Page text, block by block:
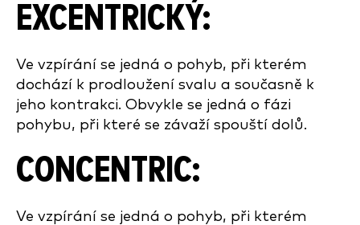
EXCENTRICKÝ:
Ve vzpírání se jedná o pohyb, při kterém
dochází k prodloužení svalu a současně k
jeho kontrakci. Obvykle se jedná o fázi
pohybu, při které se závaží spouští dolů.
CONCENTRIC:
Ve vzpírání se jedná o pohyb, při kterém